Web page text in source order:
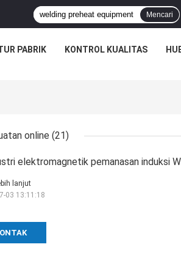
Mencari
PABRIK KONTROL KUALITAS
online (21)
elektromagnetik pemanasan induksi
lanjut
03 13:11:18